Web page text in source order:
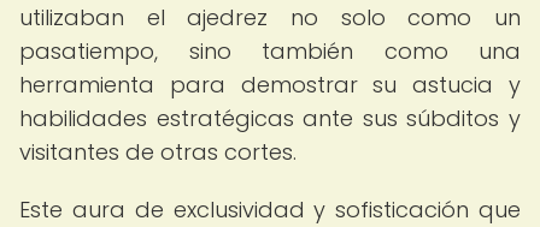
utilizaban el ajedrez no solo como un
pasatiempo, sino también como una
herramienta para demostrar su astucia y
habilidades estratégicas ante sus súbditos y
visitantes de otras cortes.
Este aura de exclusividad y sofisticación que